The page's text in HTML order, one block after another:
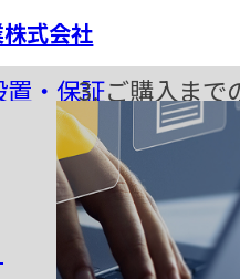
式会社
置・保証ご購入まで